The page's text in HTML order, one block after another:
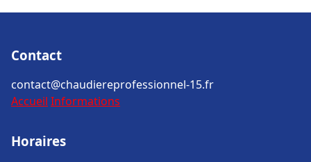
Contact
contact@chaudiereprofessionnel-15.fr
Accueil Informations
Horaires